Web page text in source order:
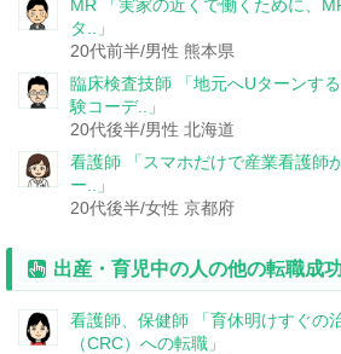
MR 「実家の近くで働くために、
タ..」
20代前半/男性 熊本県
臨床検査技師 「地元へUターンす
験コーデ..」
20代後半/男性 北海道
看護師 「スマホだけで産業看護師
ー..」
20代後半/女性 京都府
出産・育児中の人の他の転職成
看護師、保健師 「育休明けすぐの
（CRC）への転職」